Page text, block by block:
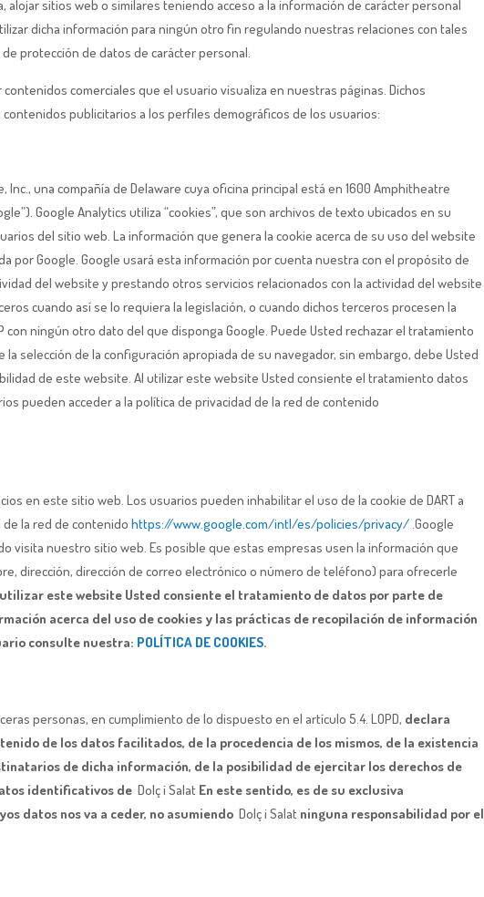
sitios web o similares teniendo acceso a la información de carácter personal
dicha información para ningún otro fin regulando nuestras relaciones con tales
protección de datos de carácter personal.
comerciales que el usuario visualiza en nuestras páginas. Dichos
publicitarios a los perfiles demográficos de los usuarios:
una compañía de Delaware cuya oficina principal está en 1600 Amphitheatre
Google Analytics utiliza “cookies”, que son archivos de texto ubicados en su
del sitio web. La información que genera la cookie acerca de su uso del website
por Google. Google usará esta información por cuenta nuestra con el propósito de
del website y prestando otros servicios relacionados con la actividad del website
cuando así se lo requiera la legislación, o cuando dichos terceros procesen la
ningún otro dato del que disponga Google. Puede Usted rechazar el tratamiento
selección de la configuración apropiada de su navegador, sin embargo, debe Usted
de este website. Al utilizar este website Usted consiente el tratamiento datos
pueden acceder a la política de privacidad de la red de contenido
en este sitio web. Los usuarios pueden inhabilitar el uso de la cookie de DART a
de la red de contenido https://www.google.com/intl/es/policies/privacy/ .Google
visita nuestro sitio web. Es posible que estas empresas usen la información que
dirección, dirección de correo electrónico o número de teléfono) para ofrecerle
este website Usted consiente el tratamiento de datos por parte de
acerca del uso de cookies y las prácticas de recopilación de información
consulte nuestra: POLÍTICA DE COOKIES.
personas, en cumplimiento de lo dispuesto en el artículo 5.4. LOPD, declara
de los datos facilitados, de la procedencia de los mismos, de la existencia
de dicha información, de la posibilidad de ejercitar los derechos de
identificativos de Dolç i Salat En este sentido, es de su exclusiva
datos nos va a ceder, no asumiendo Dolç i Salat ninguna responsabilidad por el